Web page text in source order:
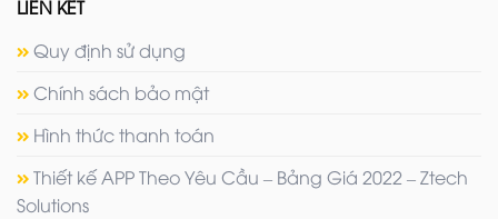
LIÊN KẾT
Quy định sử dụng
Chính sách bảo mật
Hình thức thanh toán
Thiết kế APP Theo Yêu Cầu – Bảng Giá 2022 – Ztech
Solutions